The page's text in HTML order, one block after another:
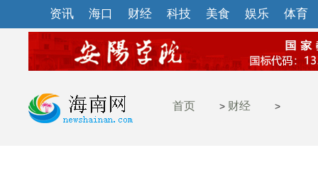
资讯 海口 财经 科技 美食 娱乐 体育
首页 > 财经 >